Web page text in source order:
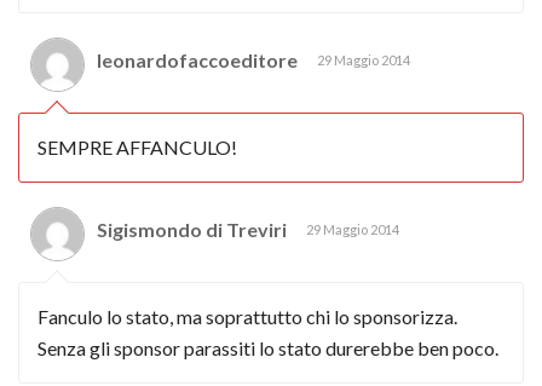
leonardofaccoeditore 29 Maggio 2014
SEMPRE AFFANCULO!
Sigismondo di Treviri 29 Maggio 2014
Fanculo lo stato, ma soprattutto chi lo sponsorizza.
Senza gli sponsor parassiti lo stato durerebbe ben poco.